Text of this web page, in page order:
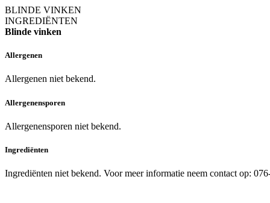
BLINDE VINKEN
INGREDIËNTEN
Blinde vinken
Allergenen
Allergenen niet bekend.
Allergenensporen
Allergenensporen niet bekend.
Ingrediënten
Ingrediënten niet bekend. Voor meer informatie neem contact op: